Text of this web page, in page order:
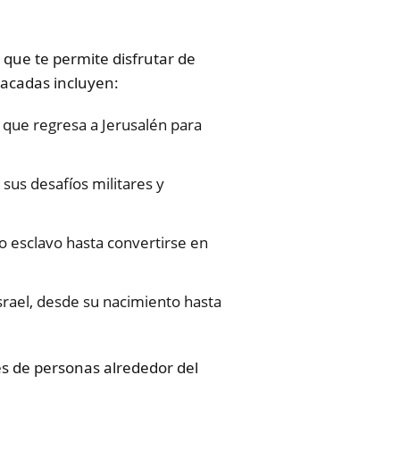
que te permite disfrutar de
incluyen:
regresa a Jerusalén para
desafíos militares y
esclavo hasta convertirse en
desde su nacimiento hasta
de personas alrededor del